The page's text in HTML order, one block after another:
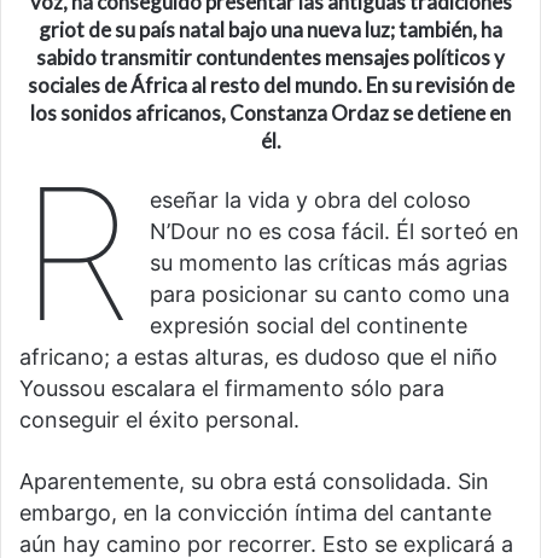
griot de su país natal bajo una nueva luz; también, ha
sabido transmitir contundentes mensajes políticos y
sociales de África al resto del mundo. En su revisión de
los sonidos africanos, Constanza Ordaz se detiene en
él.
R
eseñar la vida y obra del coloso
N’Dour no es cosa fácil. Él sorteó en
su momento las críticas más agrias
para posicionar su canto como una
expresión social del continente
africano; a estas alturas, es dudoso que el niño
Youssou escalara el firmamento sólo para
conseguir el éxito personal.
Aparentemente, su obra está consolidada. Sin
embargo, en la convicción íntima del cantante
aún hay camino por recorrer. Esto se explicará a